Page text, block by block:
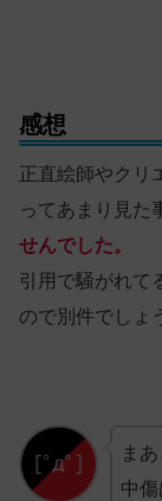
感想
正直絵師やクリ
ってあまり見た
せんでした。
引用で騒がれて
ので別件でしょ
ま
中